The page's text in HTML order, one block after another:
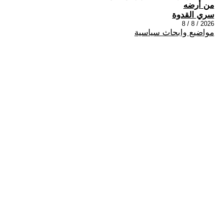
من أرضه
سري القدوة
2026 / 8 / 8
مواضيع وابحاث سياسية